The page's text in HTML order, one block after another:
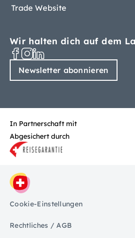
Trade Website
Wir halten dich auf dem
Newsletter abonnieren
In Partnerschaft mit
Abgesichert durch
Cookie-Einstellungen
Rechtliches / AGB